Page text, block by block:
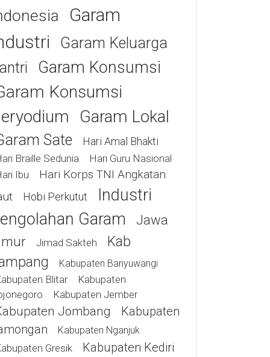
Garam
Garam Keluarga
Garam Konsumsi
Konsumsi
Garam Lokal
Sate Hari Amal Bhakti
Braille Sedunia
Hari Guru Nasional
Ibu
Hari Korps TNI Angkatan
Hobi Perkutut
Industri
Garam
Jawa
Jimad Sakteh
Kab
Kabupaten Banyuwangi
Blitar
Kabupaten
Kabupaten Jember
Jombang
Kabupaten
Kabupaten Nganjuk
Gresik Kabupaten Kediri